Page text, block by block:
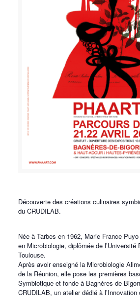
Découverte des créations culinaires
du CRUDILAB.
Née à Tarbes en 1962, Marie France
en Microbiologie, diplômée de l’Université
Toulouse.
Après avoir enseigné la Microbiologie
de la Réunion, elle pose les premières
Symbiotique et fonde à Bagnères de
CRUDILAB, un atelier dédié à